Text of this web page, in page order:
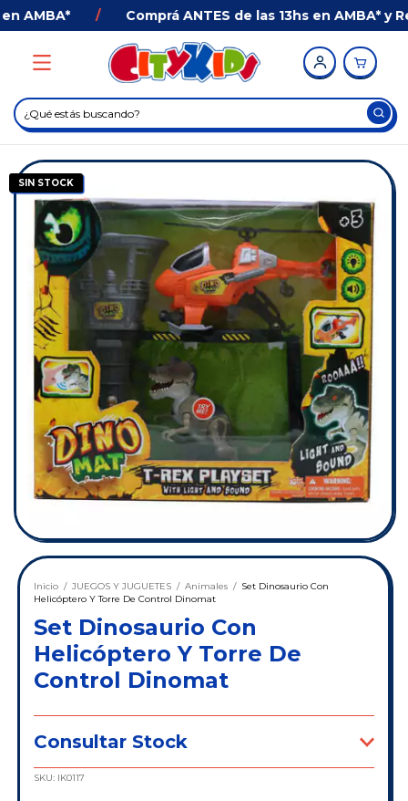
AMBA* Comprá ANTES de las 13hs en AMBA* y
SIN STOCK
Inicio / JUEGOS Y JUGUETES / Animales / Set Dinosaurio Con
Helicóptero Y Torre De Control Dinomat
Set Dinosaurio Con
Helicóptero Y Torre De
Control Dinomat
Consultar Stock
SKU: IK0117